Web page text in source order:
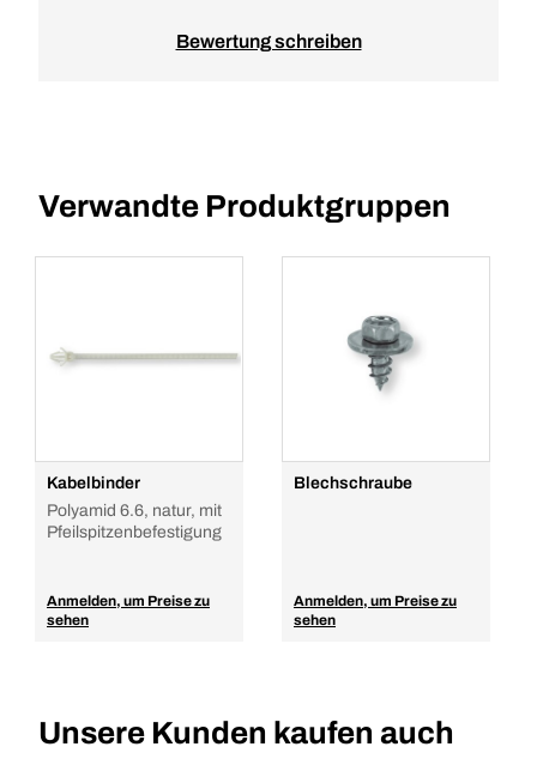
Bewertung schreiben
Verwandte Produktgruppen
Kabelbinder
Polyamid 6.6, natur, mit
Pfeilspitzenbefestigung
Anmelden, um Preise zu
sehen
Blechschraube
Anmelden, um Preise zu
sehen
Unsere Kunden kaufen auch